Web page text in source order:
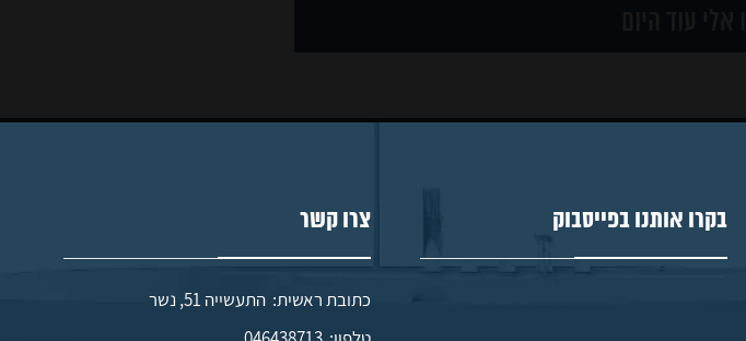
בקרו אותנו בפייסבוק צרו קשר
כתובת ראשית: התעשייה 51, נשר